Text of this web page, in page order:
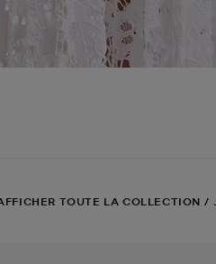
TOUTE LA COLLECTION /